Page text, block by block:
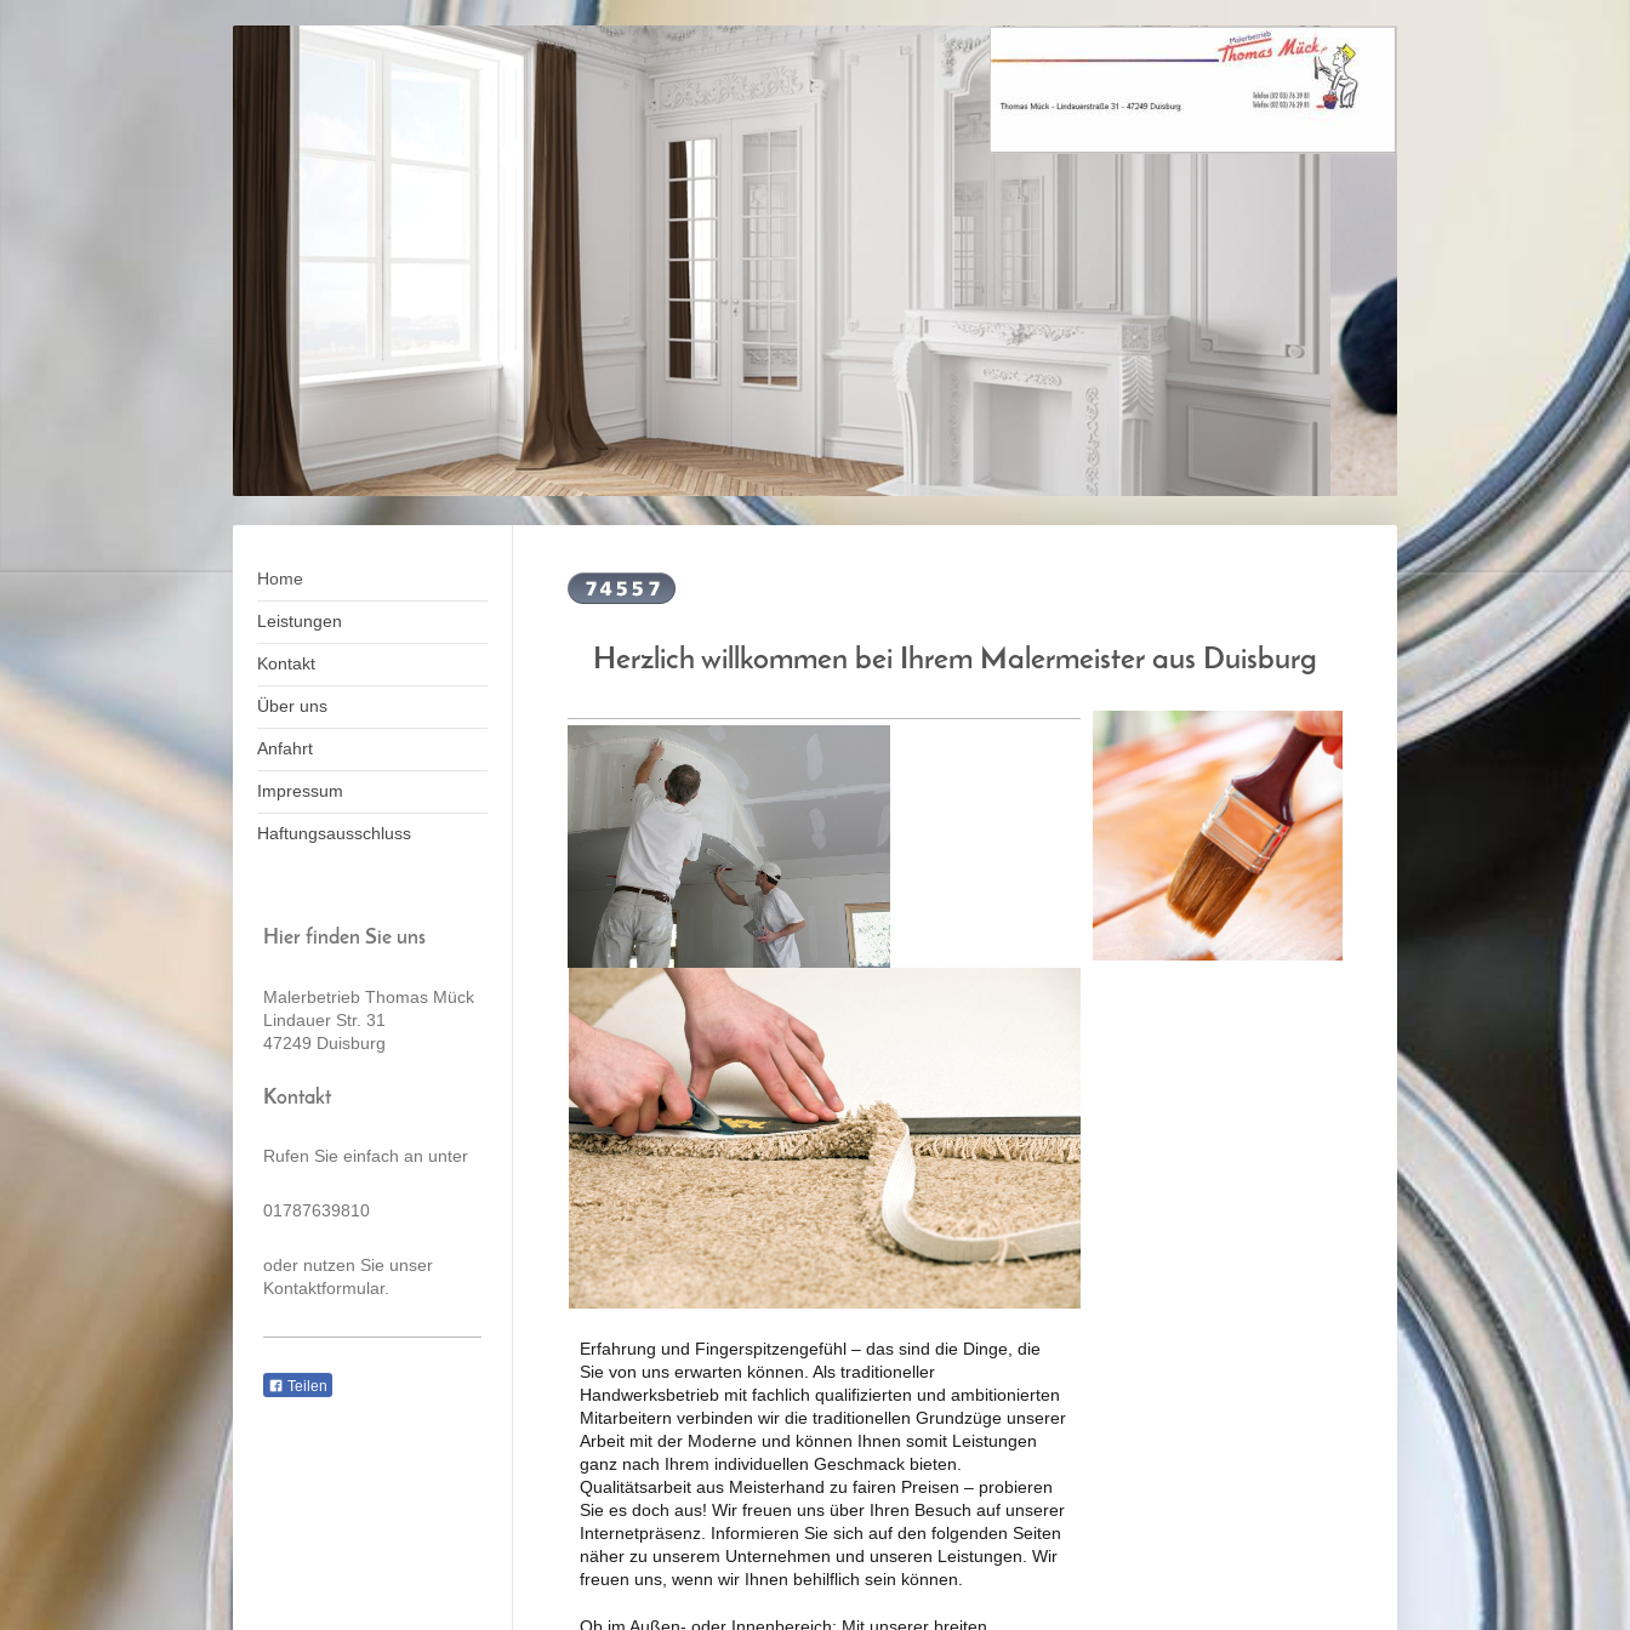
Home
Leistungen
Kontakt
Über uns
Anfahrt
Impressum
Haftungsausschluss
Herzlich willkommen bei Ihrem Malermeister aus Duisburg
Erfahrung und Fingerspitzengefühl – das sind die Dinge, die
Sie von uns erwarten können. Als traditioneller
Handwerksbetrieb mit fachlich qualifizierten und ambitionierten
Mitarbeitern verbinden wir die traditionellen Grundzüge unserer
Arbeit mit der Moderne und können Ihnen somit Leistungen
ganz nach Ihrem individuellen Geschmack bieten.
Qualitätsarbeit aus Meisterhand zu fairen Preisen – probieren
Sie es doch aus! Wir freuen uns über Ihren Besuch auf unserer
Internetpräsenz. Informieren Sie sich auf den folgenden Seiten
näher zu unserem Unternehmen und unseren Leistungen. Wir
freuen uns, wenn wir Ihnen behilflich sein können.
Hier finden Sie uns
Malerbetrieb Thomas Mück
Lindauer Str. 31
47249 Duisburg
Kontakt
Rufen Sie einfach an unter
01787639810
oder nutzen Sie unser
Kontaktformular.
Teilen